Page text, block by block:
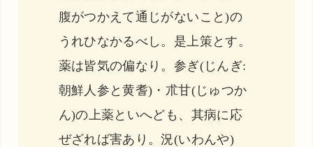
腹がつかえて通じがないこと)の
うれひなかるべし。是上策とす。
薬は皆気の偏なり。参ぎ(じんぎ:
朝鮮人参と黄耆)・朮甘(じゅつか
ん)の上薬といへども、其病に応
ぜざれば害あり。況(いわんや)